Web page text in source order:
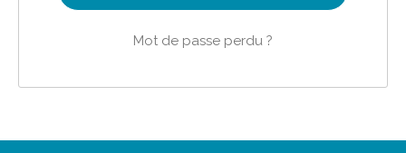
Mot de passe perdu ?